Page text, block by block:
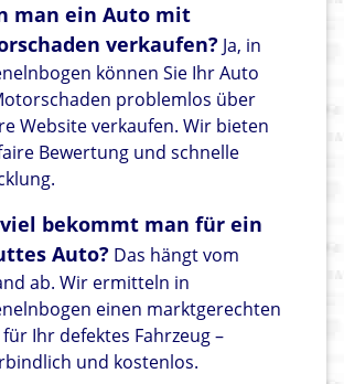
man ein Auto mit
verkaufen? Ja, in
können Sie Ihr Auto
problemlos über
Website verkaufen. Wir bieten
Bewertung und schnelle
bekommt man für ein
Auto? Das hängt vom
ab. Wir ermitteln in
einen marktgerechten
Ihr defektes Fahrzeug –
und kostenlos.